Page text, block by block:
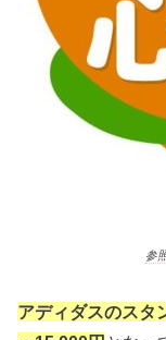
参
アディダスのスタ